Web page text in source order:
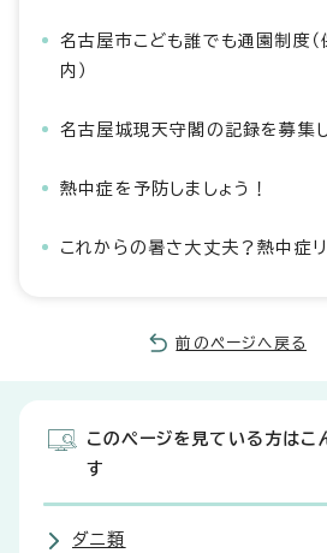
名古屋市こども誰でも通園制度
内）
名古屋城現天守閣の記録を募集
熱中症を予防しましょう！
これからの暑さ大丈夫？熱中症
前のページへ戻る
このページを見ている方はこ
す
ダニ類